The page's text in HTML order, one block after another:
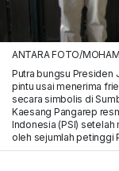
ANTARA FOTO/
Putra bungsu Presiden
pintu usai menerima
secara simbolis di
Kaesang Pangarep
Indonesia (PSI)
oleh sejumlah petinggi